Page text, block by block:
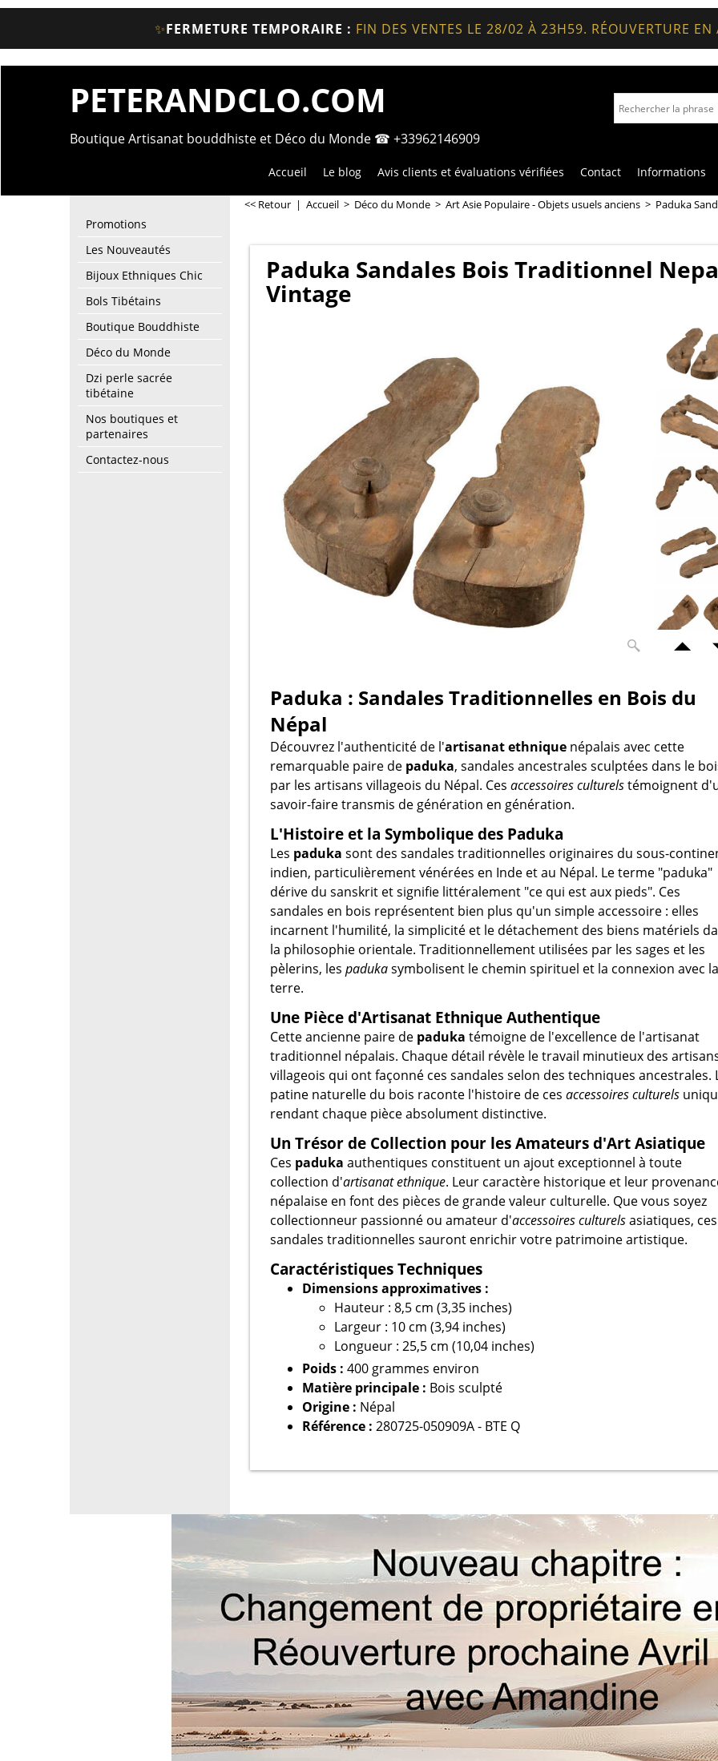
✨FERMETURE TEMPORAIRE : FIN DES VENTES LE 28/02 À 23H59. RÉOUVERTURE
PETERANDCLO.COM
Boutique Artisanat bouddhiste et Déco du Monde ☎ +33962146909
Accueil Le blog Avis clients et évaluations vérifiées Contact Informations
Promotions
Les Nouveautés
Bijoux Ethniques Chic
Bols Tibétains
Boutique Bouddhiste
Déco du Monde
Dzi perle sacrée
tibétaine
Nos boutiques et
partenaires
Contactez-nous
<< Retour | Accueil > Déco du Monde > Art Asie Populaire - Objets usuels anciens > Paduka
Paduka Sandales Bois Traditionnel
Vintage
Paduka : Sandales Traditionnelles en Bois du
Népal
Découvrez l'authenticité de l'artisanat ethnique népalais avec cette
remarquable paire de paduka, sandales ancestrales sculptées dans le
par les artisans villageois du Népal. Ces accessoires culturelstémoignent
savoir-faire transmis de génération en génération.
L'Histoire et la Symbolique des Paduka
Les paduka sont des sandales traditionnelles originaires du sous-
indien, particulièrement vénérées en Inde et au Népal. Le terme "paduka"
dérive du sanskrit et signifie littéralement "ce qui est aux pieds". Ces
sandales en bois représentent bien plus qu'un simple accessoire : elles
incarnent l'humilité, la simplicité et le détachement des biens matériels
la philosophie orientale. Traditionnellement utilisées par les sages et les
pèlerins, les padukasymbolisent le chemin spirituel et la connexion avec la
terre.
Une Pièce d'Artisanat Ethnique Authentique
Cette ancienne paire de paduka témoigne de l'excellence de l'artisanat
traditionnel népalais. Chaque détail révèle le travail minutieux des
villageois qui ont façonné ces sandales selon des techniques ancestrales.
patine naturelle du bois raconte l'histoire de ces accessoires culturels
rendant chaque pièce absolument distinctive.
Un Trésor de Collection pour les Amateurs d'Art Asiatique
Ces paduka authentiques constituent un ajout exceptionnel à toute
collection d'artisanat ethnique. Leur caractère historique et leur
népalaise en font des pièces de grande valeur culturelle. Que vous soyez
collectionneur passionné ou amateur d'accessoires culturelsasiatiques, ces
sandales traditionnelles sauront enrichir votre patrimoine artistique.
Caractéristiques Techniques
Dimensions approximatives :
Hauteur : 8,5 cm (3,35 inches)
Largeur : 10 cm (3,94 inches)
Longueur : 25,5 cm (10,04 inches)
Poids : 400 grammes environ
Matière principale : Bois sculpté
Origine : Népal
Référence : 280725-050909A - BTE Q